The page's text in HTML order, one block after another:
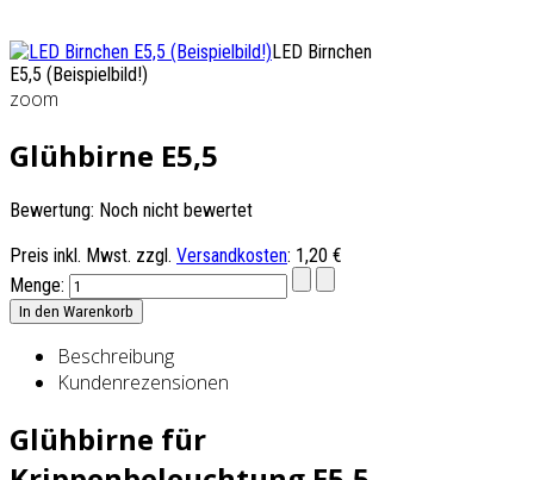
LED Birnchen
E5,5 (Beispielbild!)
zoom
Glühbirne E5,5
Bewertung: Noch nicht bewertet
Preis inkl. Mwst. zzgl. Versandkosten: 1,20 €
Menge:
Beschreibung
Kundenrezensionen
Glühbirne für